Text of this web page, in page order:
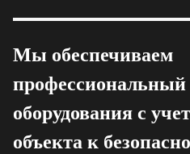
Мы обеспечиваем
оборудования с
объекта к